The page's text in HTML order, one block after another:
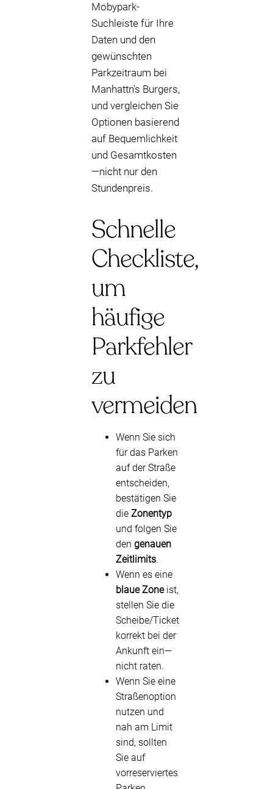
Mobypark-
Suchleiste für Ihre
Daten und den
gewünschten
Parkzeitraum bei
Manhattn's Burgers,
und vergleichen Sie
Optionen basierend
auf Bequemlichkeit
und Gesamtkosten
—nicht nur den
Stundenpreis.
Schnelle
Checkliste,
um
häufige
Parkfehler
zu
vermeiden
Wenn Sie sich
für das Parken
auf der Straße
entscheiden,
bestätigen Sie
die Zonentyp
und folgen Sie
den genauen
Zeitlimits.
Wenn es eine
blaue Zoneist,
stellen Sie die
Scheibe/Ticket
korrekt bei der
Ankunft ein—
nicht raten.
Wenn Sie eine
Straßenoption
nutzen und
nah am Limit
sind, sollten
Sie auf
vorreserviertes